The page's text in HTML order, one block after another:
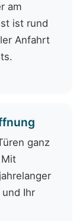
am
ist rund
Anfahrt
ganz
Ihr